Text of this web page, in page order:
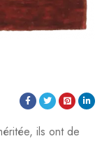
ils ont de